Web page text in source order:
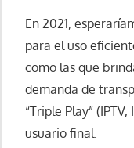
En 2021,
para el uso
como las que
demanda de
“Triple Play”
usuario final.